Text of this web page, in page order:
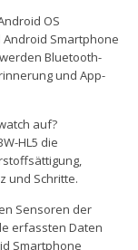
OS
Smartphone
Bluetooth-
und App-
auf?
HL5 die
und Schritte.
Sensoren der
erfassten Daten
Smartphone